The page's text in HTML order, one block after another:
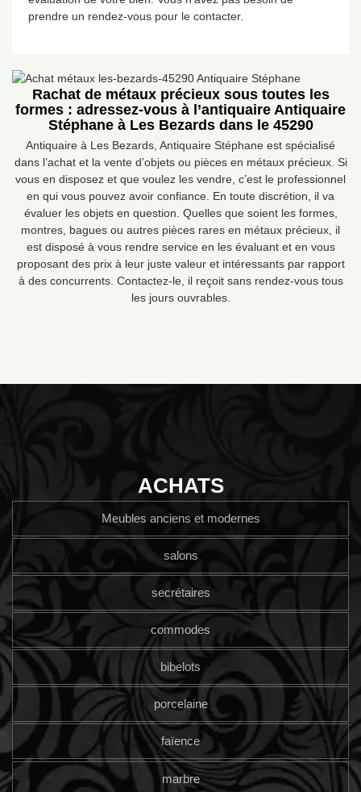
prendre un rendez-vous pour le contacter.
Rachat de métaux précieux sous toutes les
formes : adressez-vous à l’antiquaire Antiquaire
Stéphane à Les Bezards dans le 45290
Antiquaire à Les Bezards, Antiquaire Stéphane est spécialisé
dans l’achat et la vente d’objets ou pièces en métaux précieux. Si
vous en disposez et que voulez les vendre, c’est le professionnel
en qui vous pouvez avoir confiance. En toute discrétion, il va
évaluer les objets en question. Quelles que soient les formes,
montres, bagues ou autres pièces rares en métaux précieux, il
est disposé à vous rendre service en les évaluant et en vous
proposant des prix à leur juste valeur et intéressants par rapport
à des concurrents. Contactez-le, il reçoit sans rendez-vous tous
les jours ouvrables.
ACHATS
Meubles anciens et modernes
salons
secrétaires
commodes
bibelots
porcelaine
faïence
marbre